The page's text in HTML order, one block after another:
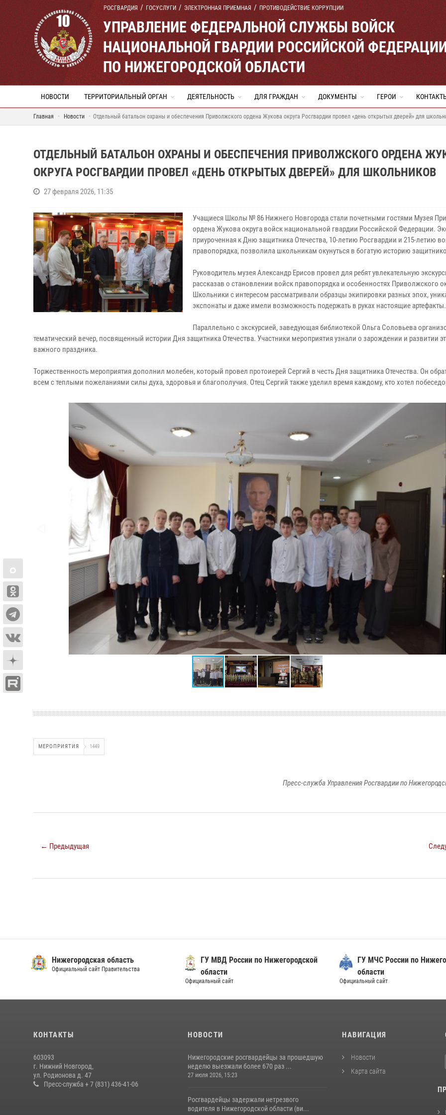
РОСГВАРДИЯ ГОСУСЛУГИ ЭЛЕКТРОННАЯ ПРИЕМНАЯ ПРОТИВОДЕЙСТВИЕ КОРРУПЦИИ
УПРАВЛЕНИЕ ФЕДЕРАЛЬНОЙ СЛУЖБЫ ВОЙСК
НАЦИОНАЛЬНОЙ ГВАРДИИ РОССИЙСКОЙ
ПО НИЖЕГОРОДСКОЙ ОБЛАСТИ
НОВОСТИ ТЕРРИТОРИАЛЬНЫЙ ОРГАН ДЕЯТЕЛЬНОСТЬ ДЛЯ ГРАЖДАН ДОКУМЕНТЫ ГЕРОИ
Главная Новости Отдельный батальон охраны и обеспечения Приволжского ордена Жукова округа Росгвардии провел «день открытых дверей» для
ОТДЕЛЬНЫЙ БАТАЛЬОН ОХРАНЫ И ОБЕСПЕЧЕНИЯ ПРИВОЛЖСКОГО ОРДЕНА
ОКРУГА РОСГВАРДИИ ПРОВЕЛ «ДЕНЬ ОТКРЫТЫХ ДВЕРЕЙ» ДЛЯ ШКОЛЬНИКОВ
27 февраля 2026, 11:35
Учащиеся Школы № 86 Нижнего Новгорода стали почетными гостями Музея
ордена Жукова округа войск национальной гвардии Российской Федерации.
приуроченная к Дню защитника Отечества, 10-летию Росгвардии и 215-летию
правопорядка, позволила школьникам окунуться в богатую историю
Руководитель музея Александр Ерисов провел для ребят увлекательную
рассказав о становлении войск правопорядка и особенностях Приволжского
Школьники с интересом рассматривали образцы экипировки разных эпох,
экспонаты и даже имели возможность подержать в руках настоящие артефакты.
Параллельно с экскурсией, заведующая библиотекой Ольга Соловьева
тематический вечер, посвященный истории Дня защитника Отечества. Участники мероприятия узнали о зарождении и развитии
важного праздника.
Торжественность мероприятия дополнил молебен, который провел протоиерей Сергий в честь Дня защитника Отечества. Он
всем с теплыми пожеланиями силы духа, здоровья и благополучия. Отец Сергий также уделил время каждому, кто хотел
МЕРОПРИЯТИЯ 1449
Пресс-служба Управления Росгвардии по
← Предыдущая
Нижегородская область
Официальный сайт Правительства
ГУ МВД России по Нижегородской
области
Официальный сайт
ГУ МЧС России по
области
Официальный сайт
КОНТАКТЫ
603093
г. Нижний Новгород,
ул. Родионова д. 47
Пресс-служба + 7 (831) 436-41-06
НОВОСТИ
Нижегородские росгвардейцы за прошедшую
неделю выезжали более 670 раз ...
27 июля 2026, 15:23
Росгвардейцы задержали нетрезвого
водителя в Нижегородской области (ви...
НАВИГАЦИЯ
Новости
Карта сайта